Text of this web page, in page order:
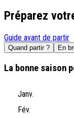
Préparez
Guide avant de partir
Quand partir ? En
La bonne saison
Janv.
Fév.